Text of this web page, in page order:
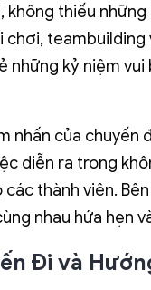
không thiếu
chơi,
những kỷ niệm
nhấn của chuyến
diễn ra trong
thành viên.
nhau hứa hẹn
Đi và